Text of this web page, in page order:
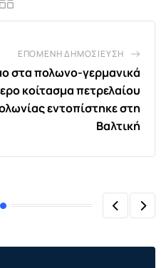
ΕΠΌΜΕΝΗ ΔΗΜΟΣΊΕΥΣΗ
στα πολωνο-γερμανικά
κοίτασμα πετρελαίου
εντοπίστηκε στη
Βαλτική